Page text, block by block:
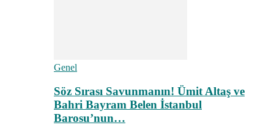
Genel
Söz Sırası Savunmanın! Ümit Altaş ve
Bahri Bayram Belen İstanbul
Barosu’nun…